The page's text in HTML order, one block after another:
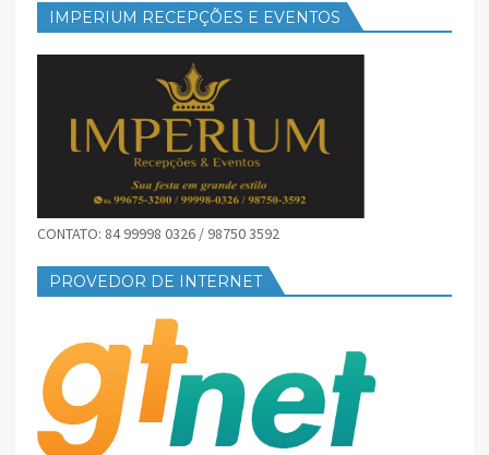
IMPERIUM RECEPÇÕES E EVENTOS
CONTATO: 84 99998 0326 / 98750 3592
PROVEDOR DE INTERNET